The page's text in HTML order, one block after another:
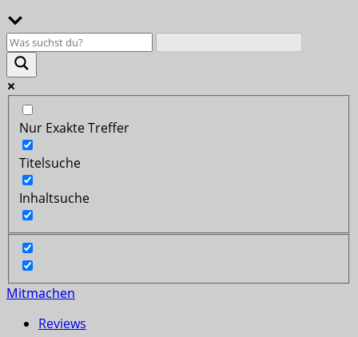
Nur Exakte Treffer
Titelsuche
Inhaltsuche
Mitmachen
Reviews